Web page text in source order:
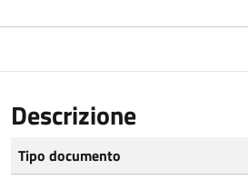
Descrizione
Tipo documento